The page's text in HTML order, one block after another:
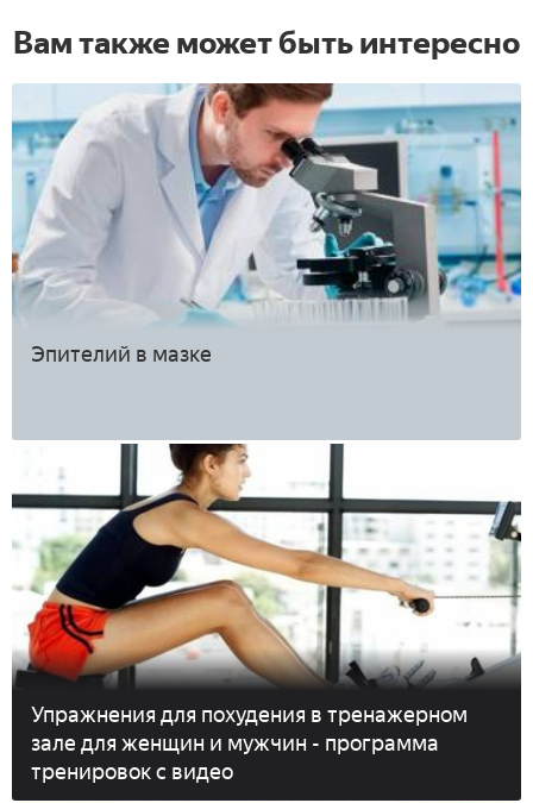
Вам также может быть интересно
Эпителий в мазке
Упражнения для похудения в тренажерном
зале для женщин и мужчин - программа
тренировок с видео